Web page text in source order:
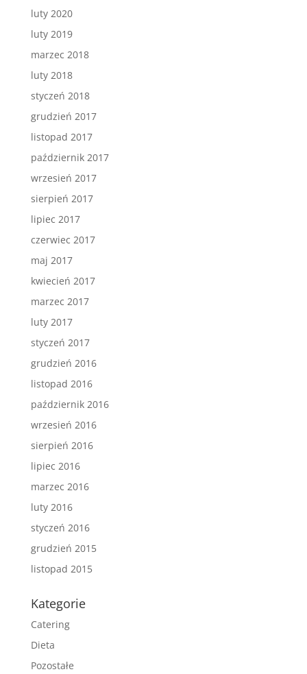
luty 2020
luty 2019
marzec 2018
luty 2018
styczeń 2018
grudzień 2017
listopad 2017
październik 2017
wrzesień 2017
sierpień 2017
lipiec 2017
czerwiec 2017
maj 2017
kwiecień 2017
marzec 2017
luty 2017
styczeń 2017
grudzień 2016
listopad 2016
październik 2016
wrzesień 2016
sierpień 2016
lipiec 2016
marzec 2016
luty 2016
styczeń 2016
grudzień 2015
listopad 2015
Kategorie
Catering
Dieta
Pozostałe